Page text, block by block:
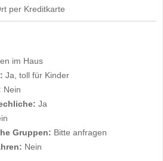
per Kreditkarte
im Haus
Ja, toll für Kinder
Nein
Ja
Gruppen: Bitte anfragen
Nein